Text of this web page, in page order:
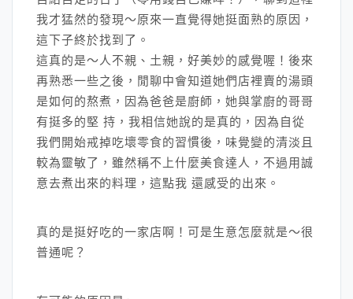
我才猛然的發現～原來一直覺得她挺面熟的原因，
這下子終於找到了。
這真的是～人不親、土親，好美妙的感覺喔！後來
再熟悉一些之後，閒聊中會知道她們店裡賣的湯頭
是如何的熬煮，因為爸爸是廚師，她與掌廚的哥哥
有挺多的堅 持，我相信她說的是真的，因為自從
我們開始戒掉吃壞零食的習慣後，味覺變的清淡且
較為靈敏了，雖然稱不上什麼美食達人，不過用誠
意去煮出來的料理，這點我 還感受的出來。
真的是挺好吃的一家店啊！可是生意怎麼就是～很
普通呢？